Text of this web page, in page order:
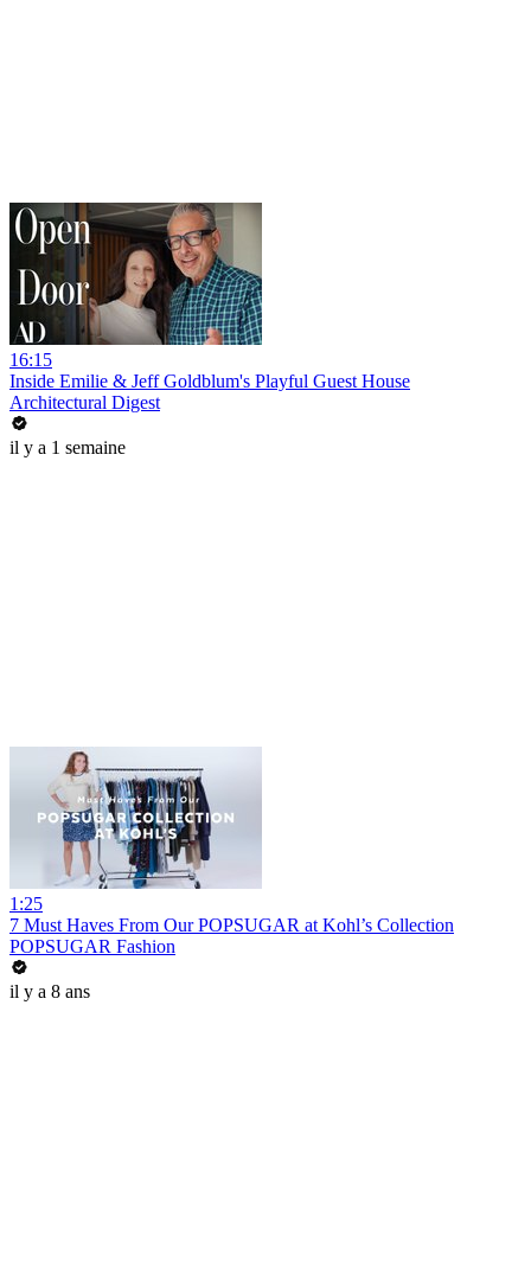
16:15
Inside Emilie & Jeff Goldblum's Playful Guest House
Architectural Digest
il y a 1 semaine
1:25
7 Must Haves From Our POPSUGAR at Kohl’s Collection
POPSUGAR Fashion
il y a 8 ans